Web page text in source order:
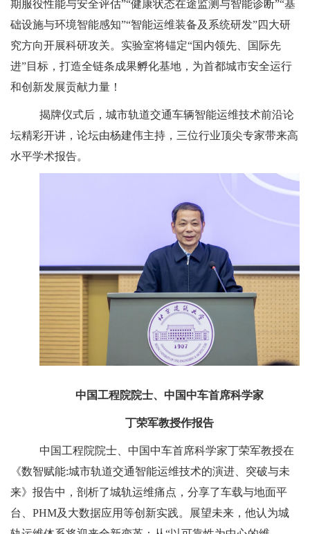
期服役性能与安全评估”“健康状态在途监测与智能诊断”“基
础设施与环境智能感知”“智能运维装备及系统研发”四大研
究方向开展科研攻关。实验室将锚定“国内领先、国际先
进”目标，打造全链条成果孵化基地，为首都城市安全运行
和创新发展贡献力量！
揭牌仪式后，城市轨道交通车辆智能运维技术前沿论
坛精彩开讲，论坛由杨建伟主持，三位行业顶尖专家带来高
水平学术报告。
中国工程院院士、中国中车首席科学家
丁荣军教授作报告
中国工程院院士、中国中车首席科学家丁荣军教授在
《数智赋能:城市轨道交通智能运维技术的演进、突破与未
来》报告中，剖析了城轨运维痛点，分享了车载与地面平
台、PHM及大数据应用等创新实践。展望未来，他认为城